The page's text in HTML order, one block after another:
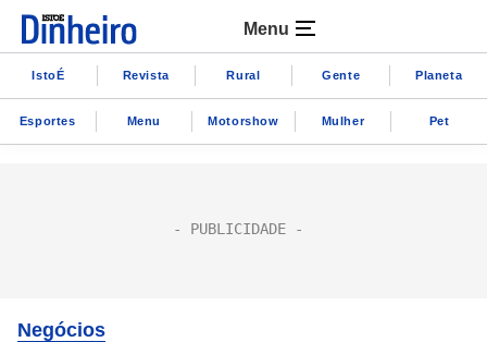
Menu
IstoÉ Revista Rural Gente Planeta
Esportes Menu Motorshow Mulher Pet
Negócios